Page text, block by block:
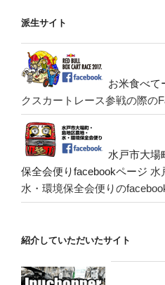
派生サイト
お米食べて
クスカートレース参戦の際の
水戸市大場
保全会便りfacebookページ 水
水・環境保全会便りの
紹介していただいたサイト